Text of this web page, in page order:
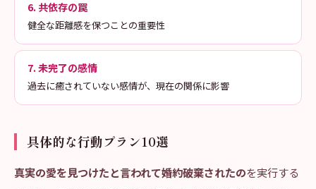
6. 共依存の罠
健全な距離感を保つことの重要性
7. 未完了の感情
過去に癒されていない感情が、現在の関係に影響
具体的な行動プラン10選
真実の愛を見つけたと言われて婚約破棄されたのを実行する